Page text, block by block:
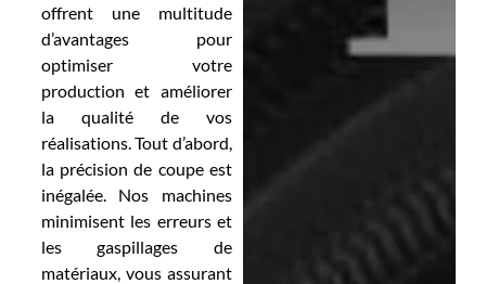
offrent une multitude
d’avantages pour
optimiser votre
production et améliorer
la qualité de vos
réalisations. Tout d’abord,
la précision de coupe est
inégalée. Nos machines
minimisent les erreurs et
les gaspillages de
matériaux, vous assurant